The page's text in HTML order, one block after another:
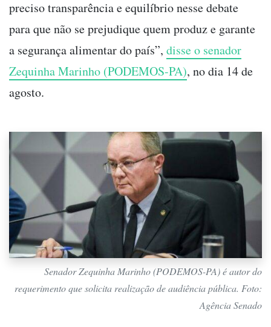
preciso transparência e equilíbrio nesse debate
para que não se prejudique quem produz e garante
a segurança alimentar do país”, disse o senador
Zequinha Marinho (PODEMOS-PA), no dia 14 de
agosto.
Senador Zequinha Marinho (PODEMOS-PA) é autor do
requerimento que solicita realização de audiência pública. Foto:
Agência Senado